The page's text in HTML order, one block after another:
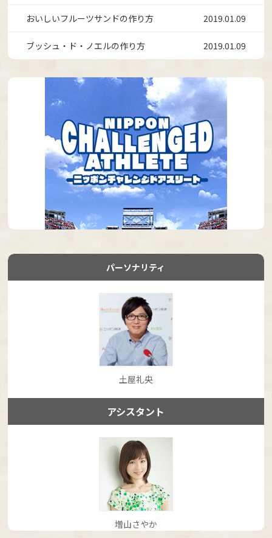
おいしいフルーツサンドの作り方 2019.01.09
ブッシュ・ド・ノエルの作り方 2019.01.09
パーソナリティ
土屋礼央
アシスタント
増山さやか